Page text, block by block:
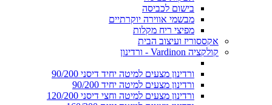
בישום לכביסה
מבשמי אווירה יוקרתיים
מפיצי ריח מקלות
אקססוריז ועיצוב הבית
קולקציה Vardinon - ורדינון
ורדינון מצעים למיטה יחיד דיסני 90/200
ורדינון מצעים למיטה יחיד 90/200
ורדינון מצעים למיטה וחצי דיסני 120/200